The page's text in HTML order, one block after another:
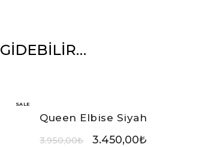
SALE
Queen Elbise Siyah
3.950,00₺ 3.450,00₺